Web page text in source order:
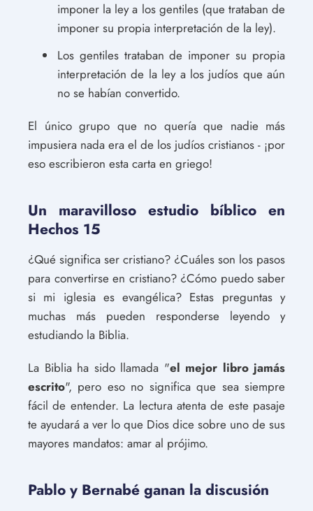
imponer la ley a los gentiles (que trataban de
imponer su propia interpretación de la ley).
Los gentiles trataban de imponer su propia
interpretación de la ley a los judíos que aún
no se habían convertido.
El único grupo que no quería que nadie más
impusiera nada era el de los judíos cristianos - ¡por
eso escribieron esta carta en griego!
Un maravilloso estudio bíblico en
Hechos 15
¿Qué significa ser cristiano? ¿Cuáles son los pasos
para convertirse en cristiano? ¿Cómo puedo saber
si mi iglesia es evangélica? Estas preguntas y
muchas más pueden responderse leyendo y
estudiando la Biblia.
La Biblia ha sido llamada "el mejor libro jamás
escrito", pero eso no significa que sea siempre
fácil de entender. La lectura atenta de este pasaje
te ayudará a ver lo que Dios dice sobre uno de sus
mayores mandatos: amar al prójimo.
Pablo y Bernabé ganan la discusión